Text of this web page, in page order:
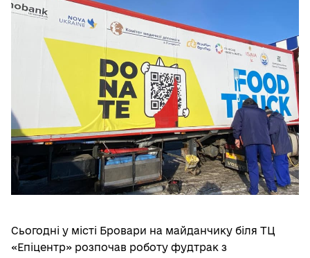
Сьогодні у місті Бровари на майданчику біля ТЦ
«Епіцентр» розпочав роботу фудтрак з